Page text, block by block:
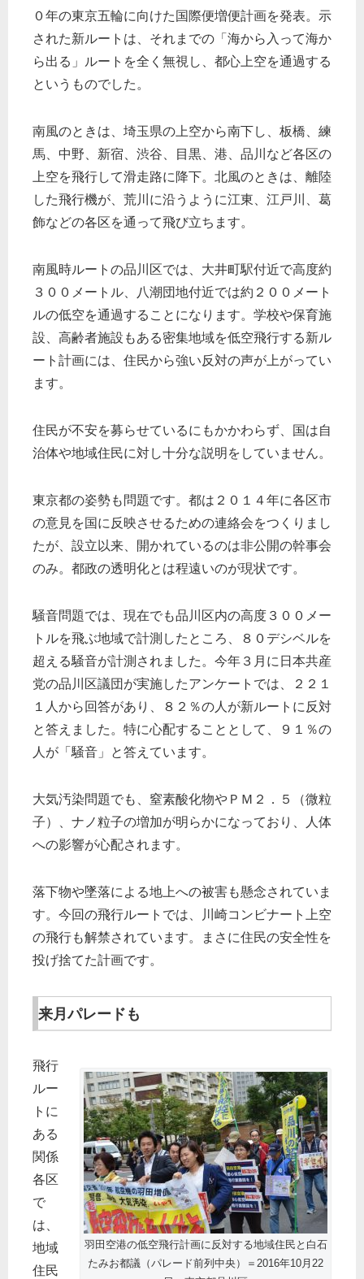
０年の東京五輪に向けた国際便増便計画を発表。示
された新ルートは、それまでの「海から入って海か
ら出る」ルートを全く無視し、都心上空を通過する
というものでした。
南風のときは、埼玉県の上空から南下し、板橋、練
馬、中野、新宿、渋谷、目黒、港、品川など各区の
上空を飛行して滑走路に降下。北風のときは、離陸
した飛行機が、荒川に沿うように江東、江戸川、葛
飾などの各区を通って飛び立ちます。
南風時ルートの品川区では、大井町駅付近で高度約
３００メートル、八潮団地付近では約２００メート
ルの低空を通過することになります。学校や保育施
設、高齢者施設もある密集地域を低空飛行する新ル
ート計画には、住民から強い反対の声が上がってい
ます。
住民が不安を募らせているにもかかわらず、国は自
治体や地域住民に対し十分な説明をしていません。
東京都の姿勢も問題です。都は２０１４年に各区市
の意見を国に反映させるための連絡会をつくりまし
たが、設立以来、開かれているのは非公開の幹事会
のみ。都政の透明化とは程遠いのが現状です。
騒音問題では、現在でも品川区内の高度３００メー
トルを飛ぶ地域で計測したところ、８０デシベルを
超える騒音が計測されました。今年３月に日本共産
党の品川区議団が実施したアンケートでは、２２１
１人から回答があり、８２％の人が新ルートに反対
と答えました。特に心配することとして、９１％の
人が「騒音」と答えています。
大気汚染問題でも、窒素酸化物やＰＭ２．５（微粒
子）、ナノ粒子の増加が明らかになっており、人体
への影響が心配されます。
落下物や墜落による地上への被害も懸念されていま
す。今回の飛行ルートでは、川崎コンビナート上空
の飛行も解禁されています。まさに住民の安全性を
投げ捨てた計画です。
来月パレードも
羽田空港の低空飛行計画に反対する地域住民と白石
たみお都議（パレード前列中央）＝2016年10月22
飛行
ルー
トに
ある
関係
各区
で
は、
地域
住民